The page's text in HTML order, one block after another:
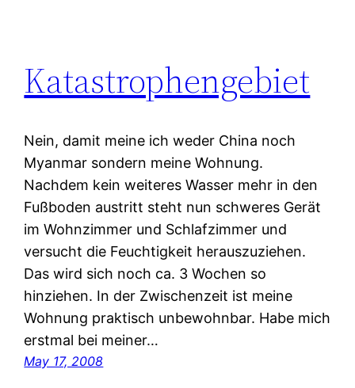
Katastrophengebiet
Nein, damit meine ich weder China noch
Myanmar sondern meine Wohnung.
Nachdem kein weiteres Wasser mehr in den
Fußboden austritt steht nun schweres Gerät
im Wohnzimmer und Schlafzimmer und
versucht die Feuchtigkeit herauszuziehen.
Das wird sich noch ca. 3 Wochen so
hinziehen. In der Zwischenzeit ist meine
Wohnung praktisch unbewohnbar. Habe mich
erstmal bei meiner…
May 17, 2008